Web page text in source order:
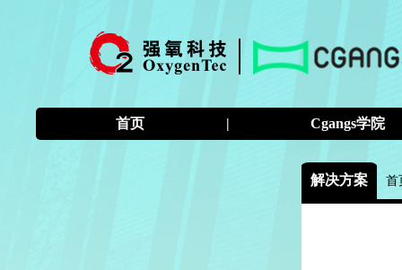
首页 | Cgangs学院
解决方案 首